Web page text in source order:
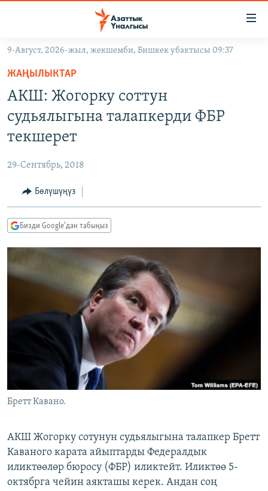
Навигацияга
өтүңүз
Издөөгө
салыңыз
МАДАНИЯТ
УКРАИНА
ТВ ПРОГРАММАЛАР
БҮГҮН АЗАТТЫКТА
ЭЖЕ-СИҢДИЛЕР
ЫҢГАЙСЫЗ СУРООЛОР
ПОДКАСТ
Русский
ОНЛАЙН ШЕРИНЕ
ЭЕ/АРнун бардык сайттары
9-Август, 2026-жыл, жекшемби, Бишкек убактысы 09:37
ЖАҢЫЛЫКТАР
АКШ: Жогорку соттун
судьялыгына талапкерди ФБР
текшерет
29-Сентябрь, 2018
Бөлүшүңүз
Бизди Google'дан табыңыз
Бретт Кавано.
АКШ Жогорку сотунун судьялыгына талапкер Бретт
Каваного карата айыптарды Федералдык
иликтөөлөр бюросу (ФБР) иликтейт. Иликтөө 5-
октябрга чейин аякташы керек. Андан соң